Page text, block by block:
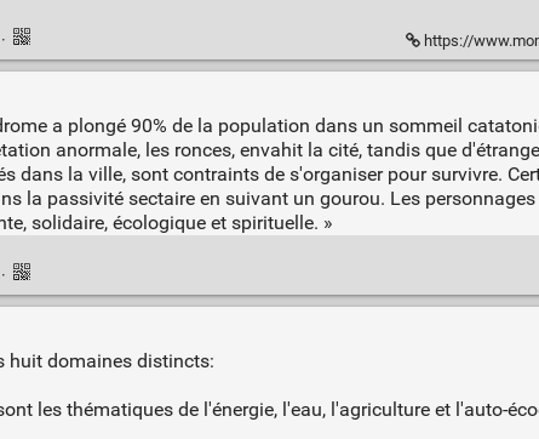
· https://www.momox-shop.fr/
a plongé 90% de la population dans un sommeil
anormale, les ronces, envahit la cité, tandis que
dans la ville, sont contraints de s'organiser pour survivre.
la passivité sectaire en suivant un gourou. Les
solidaire, écologique et spirituelle. »
·
huit domaines distincts:
les thématiques de l'énergie, l'eau, l'agriculture et l'auto-